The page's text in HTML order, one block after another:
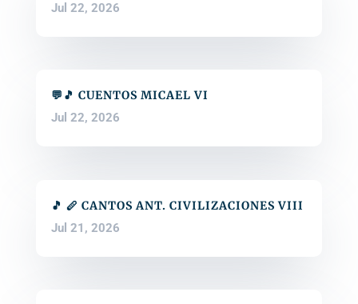
Jul 22, 2026
💬🎵 CUENTOS MICAEL VI
Jul 22, 2026
🎵 🪈 CANTOS ANT. CIVILIZACIONES VIII
Jul 21, 2026